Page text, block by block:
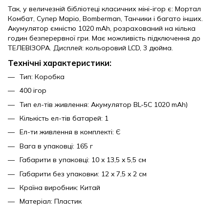
Так, у величезній бібліотеці класичних міні-ігор є: Мортал
Комбат, Супер Маріо, Bomberman, Танчики і багато інших.
Акумулятор ємністю 1020 mAh, розрахований на кілька
годин безперервної гри. Має можливість підключення до
ТЕЛЕВІЗОРА. Дисплей: кольоровий LCD, 3 дюйма.
Технічні характеристики:
Тип: Коробка
400 ігор
Тип ел-тів живлення: Акумулятор BL-5C 1020 mAh)
Кількість ел-тів батарей: 1
Ел-ти живлення в комплекті: Є
Вага в упаковці: 165 г
Габарити в упаковці: 10 x 13,5 x 5,5 см
Габарити без упаковки: 12 x 7,5 x 2 см
Країна виробник: Китай
Матеріал: Пластик